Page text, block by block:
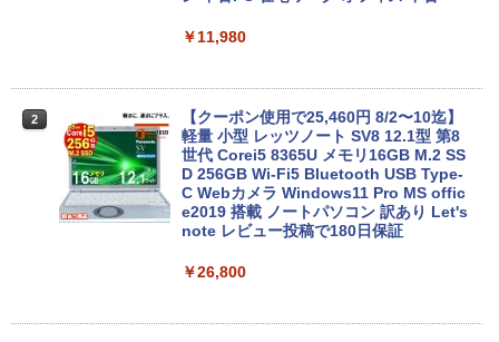
￥11,980
2
【クーポン使用で25,460円 8/2〜10迄】
軽量 小型 レッツノート SV8 12.1型 第8
世代 Corei5 8365U メモリ16GB M.2 SS
D 256GB Wi-Fi5 Bluetooth USB Type-
C Webカメラ Windows11 Pro MS offic
e2019 搭載 ノートパソコン 訳あり Let's
note レビュー投稿で180日保証
￥26,800